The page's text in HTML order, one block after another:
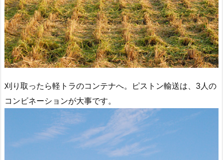
刈り取ったら軽トラのコンテナへ。ピストン輸送は、3人の
コンビネーションが大事です。